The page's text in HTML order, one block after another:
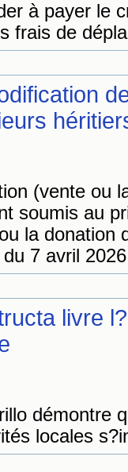
à payer le
frais de
(vente ou
soumis au
la donation
7 avril
livre
démontre
locales